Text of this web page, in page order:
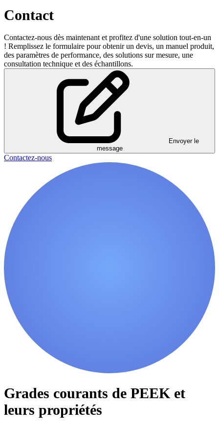
Contact
Contactez-nous dès maintenant et profitez d'une solution tout-en-un
! Remplissez le formulaire pour obtenir un devis, un manuel produit,
des paramètres de performance, des solutions sur mesure, une
consultation technique et des échantillons.
Envoyer le
message
Contactez-nous
Grades courants de PEEK et
leurs propriétés